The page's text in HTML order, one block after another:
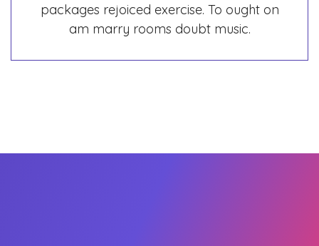
packages rejoiced exercise. To ought on
am marry rooms doubt music.